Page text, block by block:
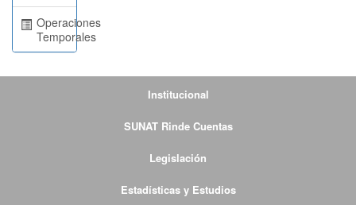
Operaciones
Temporales
Institucional
SUNAT Rinde Cuentas
Legislación
Estadísticas y Estudios